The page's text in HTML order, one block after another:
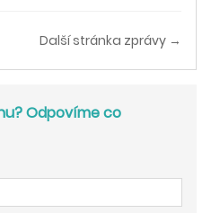
Další stránka zprávy →
Odpovíme co